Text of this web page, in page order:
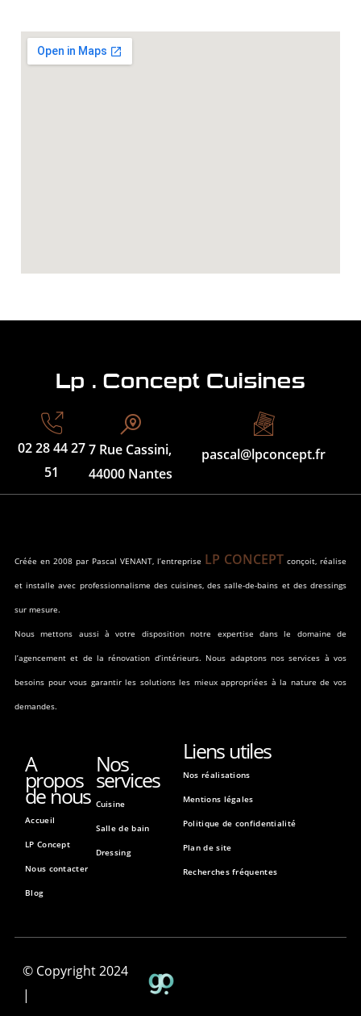
02 28 44 27
51
7 Rue Cassini,
44000 Nantes
pascal@lpconcept.fr
Créée en 2008 par Pascal VENANT, l’entreprise LP CONCEPT conçoit, réalise
et installe avec professionnalisme des cuisines, des salle-de-bains et des dressings
sur mesure.
Nous mettons aussi à votre disposition notre expertise dans le domaine de
l’agencement et de la rénovation d’intérieurs. Nous adaptons nos services à vos
besoins pour vous garantir les solutions les mieux appropriées à la nature de vos
demandes.
A
propos
de nous
Accueil
LP Concept
Nous contacter
Blog
Nos
services
Cuisine
Salle de bain
Dressing
Liens utiles
Nos réalisations
Mentions légales
Politique de confidentialité
Plan de site
Recherches fréquentes
© Copyright 2024
|